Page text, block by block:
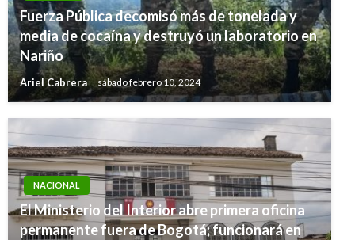
Fuerza Pública decomisó más de tonelada y
media de cocaína y destruyó un laboratorio en
Nariño
Ariel Cabrera sábado febrero 10, 2024
NACIONAL
El Ministerio del Interior abre primera oficina
permanente fuera de Bogotá; funcionará en